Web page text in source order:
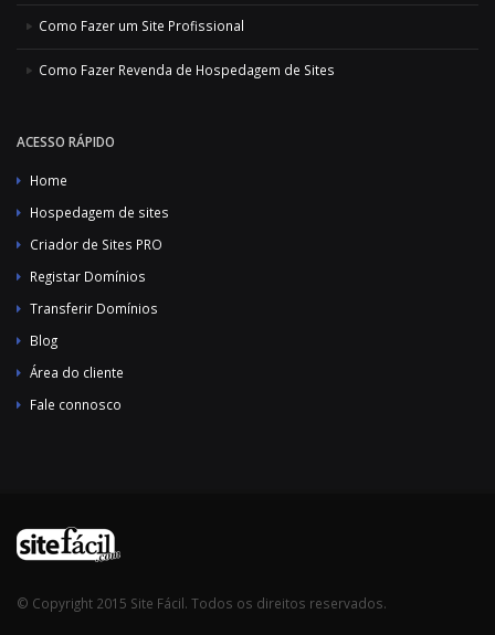
Como Fazer um Site Profissional
Como Fazer Revenda de Hospedagem de Sites
ACESSO RÁPIDO
Home
Hospedagem de sites
Criador de Sites PRO
Registar Domínios
Transferir Domínios
Blog
Área do cliente
Fale connosco
© Copyright 2015 Site Fácil. Todos os direitos reservados.